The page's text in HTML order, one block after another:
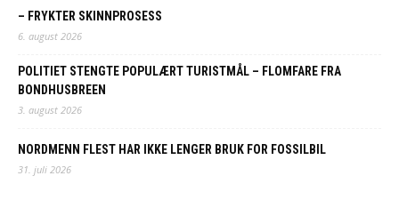
– FRYKTER SKINNPROSESS
6. august 2026
POLITIET STENGTE POPULÆRT TURISTMÅL – FLOMFARE FRA
BONDHUSBREEN
3. august 2026
NORDMENN FLEST HAR IKKE LENGER BRUK FOR FOSSILBIL
31. juli 2026